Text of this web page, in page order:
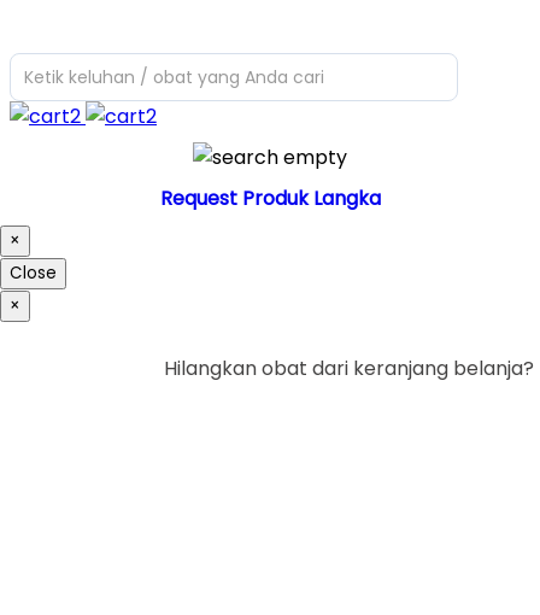
Ketik keluhan / obat yang Anda cari
Request Produk Langka
×
Close
×
Hilangkan obat dari keranjang belanja?